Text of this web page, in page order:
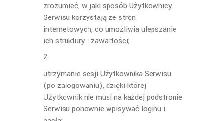
zrozumieć, w jaki sposób Użytkownicy
Serwisu korzystają ze stron
internetowych, co umożliwia ulepszanie
ich struktury i zawartości;
utrzymanie sesji Użytkownika Serwisu
(po zalogowaniu), dzięki której
Użytkownik nie musi na każdej podstronie
Serwisu ponownie wpisywać loginu i